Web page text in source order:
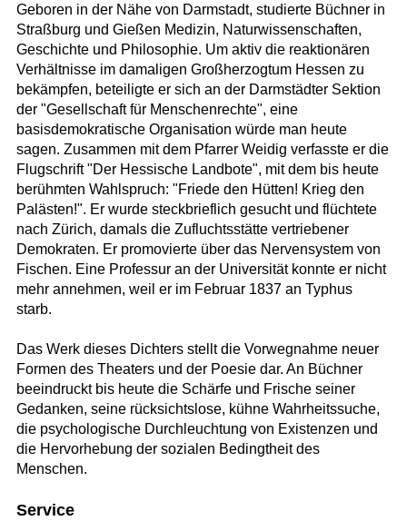
Geboren in der Nähe von Darmstadt, studierte Büchner in
Straßburg und Gießen Medizin, Naturwissenschaften,
Geschichte und Philosophie. Um aktiv die reaktionären
Verhältnisse im damaligen Großherzogtum Hessen zu
bekämpfen, beteiligte er sich an der Darmstädter Sektion
der "Gesellschaft für Menschenrechte", eine
basisdemokratische Organisation würde man heute
sagen. Zusammen mit dem Pfarrer Weidig verfasste er die
Flugschrift "Der Hessische Landbote", mit dem bis heute
berühmten Wahlspruch: "Friede den Hütten! Krieg den
Palästen!". Er wurde steckbrieflich gesucht und flüchtete
nach Zürich, damals die Zufluchtsstätte vertriebener
Demokraten. Er promovierte über das Nervensystem von
Fischen. Eine Professur an der Universität konnte er nicht
mehr annehmen, weil er im Februar 1837 an Typhus
starb.
Das Werk dieses Dichters stellt die Vorwegnahme neuer
Formen des Theaters und der Poesie dar. An Büchner
beeindruckt bis heute die Schärfe und Frische seiner
Gedanken, seine rücksichtslose, kühne Wahrheitssuche,
die psychologische Durchleuchtung von Existenzen und
die Hervorhebung der sozialen Bedingtheit des
Menschen.
Service